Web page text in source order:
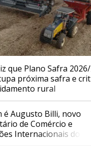
que Plano Safra
próxima safra e
rural
é Augusto Billi, novo
de Comércio e
Internacionais do